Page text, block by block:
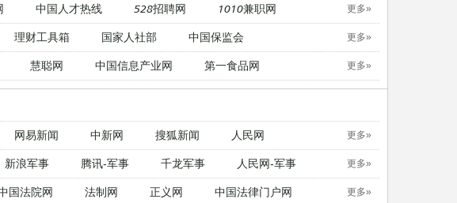
中国人才热线 528招聘网 1010兼职网 更多»
理财工具箱 国家人社部 中国保监会 更多»
慧聪网 中国信息产业网 第一食品网 更多»
网易新闻 中新网 搜狐新闻 人民网 更多»
新浪军事 腾讯-军事 千龙军事 人民网-军事 更多»
国法院网 法制网 正义网 中国法律门户网 更多»